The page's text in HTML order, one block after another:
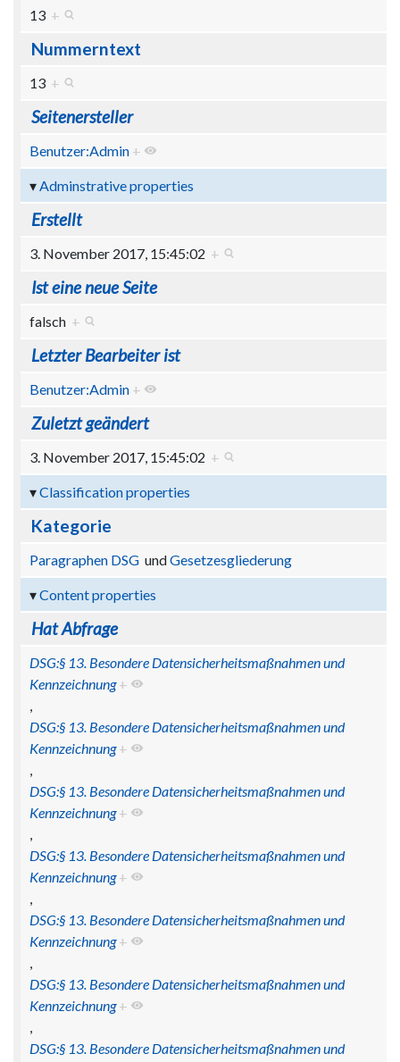
13 +
Nummerntext
13 +
Seitenersteller
Benutzer:Admin +
Adminstrative properties
Erstellt
3. November 2017, 15:45:02 +
Ist eine neue Seite
falsch +
Letzter Bearbeiter ist
Benutzer:Admin +
Zuletzt geändert
3. November 2017, 15:45:02 +
Classification properties
Kategorie
Paragraphen DSGundGesetzesgliederung
Content properties
Hat Abfrage
DSG:§ 13. Besondere Datensicherheitsmaßnahmen und
Kennzeichnung +
,
DSG:§ 13. Besondere Datensicherheitsmaßnahmen und
Kennzeichnung +
,
DSG:§ 13. Besondere Datensicherheitsmaßnahmen und
Kennzeichnung +
,
DSG:§ 13. Besondere Datensicherheitsmaßnahmen und
Kennzeichnung +
,
DSG:§ 13. Besondere Datensicherheitsmaßnahmen und
Kennzeichnung +
,
DSG:§ 13. Besondere Datensicherheitsmaßnahmen und
Kennzeichnung +
,
DSG:§ 13. Besondere Datensicherheitsmaßnahmen und